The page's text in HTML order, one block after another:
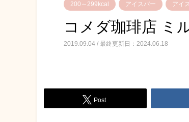
200～299kcal アイスバー アイ
コメダ珈琲店 ミ
2019.09.04 / 最終更新日：2024.06.18
Post